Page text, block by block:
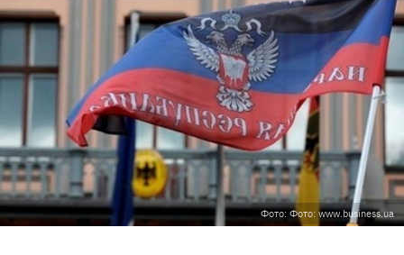
Фото: Фото: www.business.ua